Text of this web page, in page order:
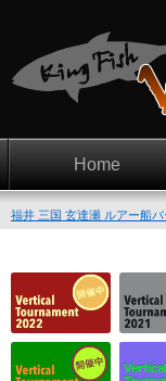
Home
福井 三国 玄達瀬 ルアー船